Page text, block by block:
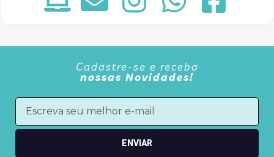
Cadastre-se e receba
nossas Novidades!
ENVIAR